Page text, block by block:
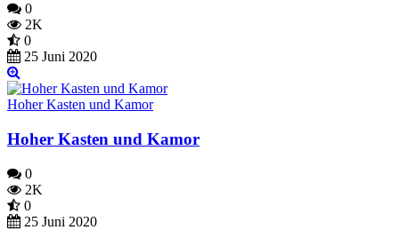
0
2K
0
25 Juni 2020
Hoher Kasten und Kamor
Hoher Kasten und Kamor
0
2K
0
25 Juni 2020